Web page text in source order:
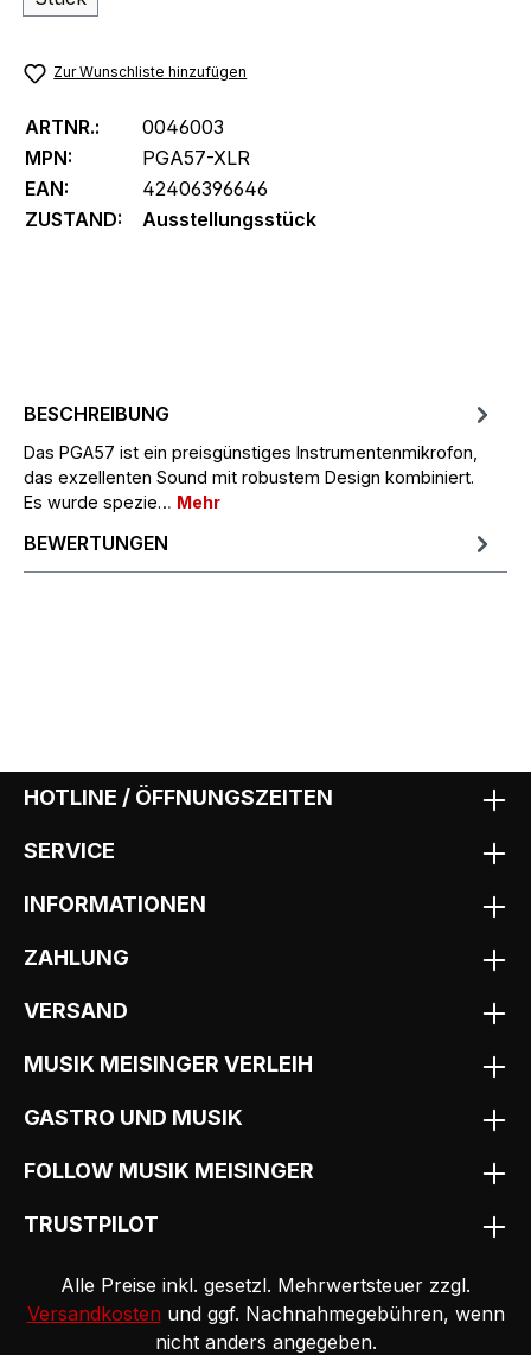
Zur Wunschliste hinzufügen
ARTNR.:
0046003
MPN:
PGA57-XLR
EAN:
42406396646
ZUSTAND:
Ausstellungsstück
BESCHREIBUNG
Das PGA57 ist ein preisgünstiges Instrumentenmikrofon,
das exzellenten Sound mit robustem Design kombiniert.
Es wurde spezie… Mehr
BEWERTUNGEN
HOTLINE / ÖFFNUNGSZEITEN
SERVICE
INFORMATIONEN
ZAHLUNG
VERSAND
MUSIK MEISINGER VERLEIH
GASTRO UND MUSIK
FOLLOW MUSIK MEISINGER
TRUSTPILOT
Alle Preise inkl. gesetzl. Mehrwertsteuer zzgl.
Versandkosten und ggf. Nachnahmegebühren, wenn
nicht anders angegeben.